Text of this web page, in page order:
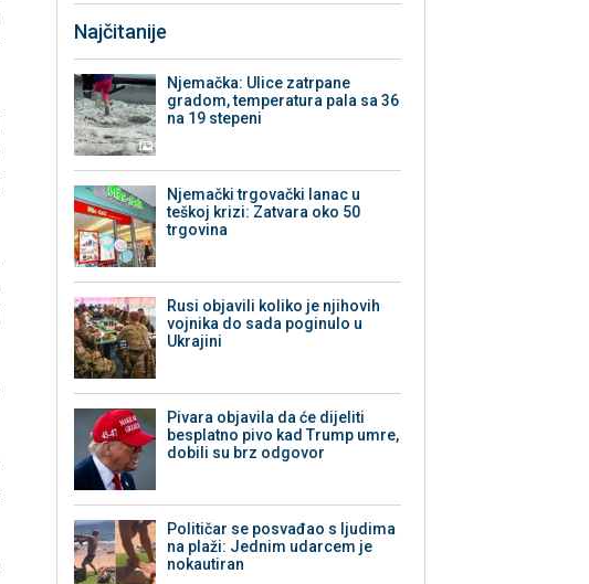
Najčitanije
Njemačka: Ulice zatrpane
gradom, temperatura pala sa 36
na 19 stepeni
Njemački trgovački lanac u
teškoj krizi: Zatvara oko 50
trgovina
Rusi objavili koliko je njihovih
vojnika do sada poginulo u
Ukrajini
Pivara objavila da će dijeliti
besplatno pivo kad Trump umre,
dobili su brz odgovor
Političar se posvađao s ljudima
na plaži: Jednim udarcem je
nokautiran